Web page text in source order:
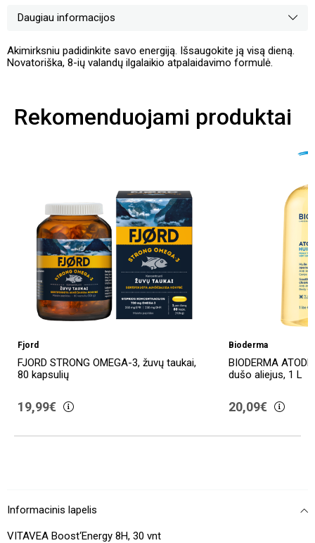
Daugiau informacijos
Akimirksniu padidinkite savo energiją. Išsaugokite ją visą dieną.
Novatoriška, 8-ių valandų ilgalaikio atpalaidavimo formulė.
Rekomenduojami produktai
Fjord
FJORD STRONG OMEGA-3, žuvų taukai,
80 kapsulių
19,99€
Bioderma
BIODERMA
dušo aliejus, 1 L
20,09€
Informacinis lapelis
VITAVEA Boost‘Energy 8H, 30 vnt